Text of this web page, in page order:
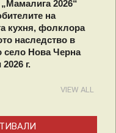
2026“
на
кухня, фолклора
наследство в
село Нова Черна
г.
VIEW ALL